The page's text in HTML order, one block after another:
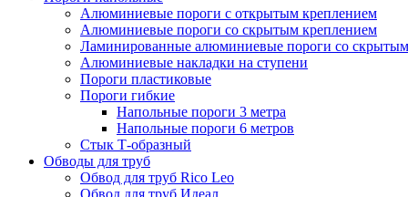
Алюминиевые пороги с открытым креплением
Алюминиевые пороги со скрытым креплением
Ламинированные алюминиевые пороги со
Алюминиевые накладки на ступени
Пороги пластиковые
Пороги гибкие
Напольные пороги 3 метра
Напольные пороги 6 метров
Стык Т-образный
Обводы для труб
Обвод для труб Rico Leo
Обвод для труб Идеал